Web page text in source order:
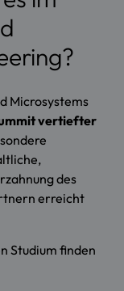
Microsystems
mit vertiefter
des
erreicht
Studium finden